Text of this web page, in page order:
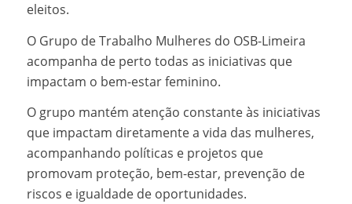
eleitos.
O Grupo de Trabalho Mulheres do OSB-Limeira
acompanha de perto todas as iniciativas que
impactam o bem-estar feminino.
O grupo mantém atenção constante às iniciativas
que impactam diretamente a vida das mulheres,
acompanhando políticas e projetos que
promovam proteção, bem-estar, prevenção de
riscos e igualdade de oportunidades.